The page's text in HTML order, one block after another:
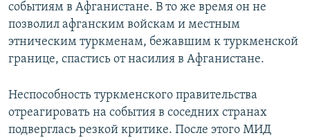
событиям в Афганистане. В то же время он не
позволил афганским войскам и местным
этническим туркменам, бежавшим к туркменской
границе, спастись от насилия в Афганистане.
Неспособность туркменского правительства
отреагировать на события в соседних странах
подверглась резкой критике. После этого МИД